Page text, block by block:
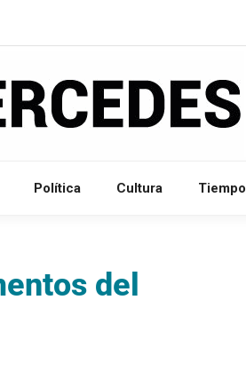
Política Cultura Tiempo
del